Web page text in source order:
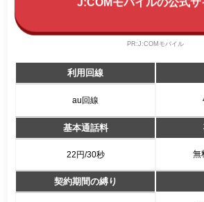
PR:J:COMモバイル
利用回線
au回線
基本通話料
22円/30秒 無
契約期間の縛り